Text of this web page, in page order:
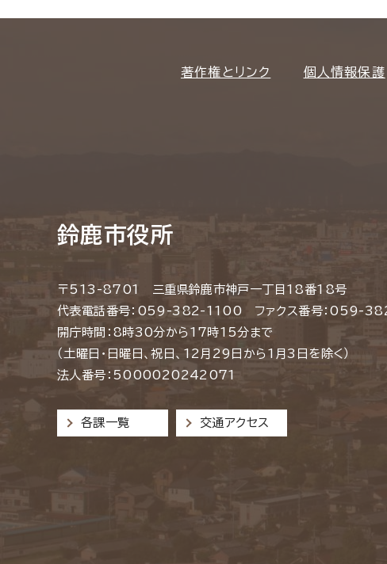
著作権とリンク 個人情報保護
鈴鹿市役所
〒513-8701 三重県鈴鹿市神戸一丁目18番18号
代表電話番号：059-382-1100 ファクス番号：059-
開庁時間：8時30分から17時15分まで
（土曜日・日曜日、祝日、12月29日から1月3日を除く）
法人番号：5000020242071
各課一覧 交通アクセス